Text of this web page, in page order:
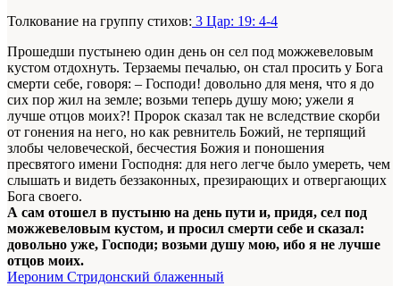
Толкование на группу стихов: 3 Цар: 19: 4-4
Прошедши пустынею один день он сел под можжевеловым
кустом отдохнуть. Терзаемы печалью, он стал просить у Бога
смерти себе, говоря: – Господи! довольно для меня, что я до
сих пор жил на земле; возьми теперь душу мою; ужели я
лучше отцов моих?! Пророк сказал так не вследствие скорби
от гонения на него, но как ревнитель Божий, не терпящий
злобы человеческой, бесчестия Божия и поношения
пресвятого имени Господня: для него легче было умереть, чем
слышать и видеть беззаконных, презирающих и отвергающих
Бога своего.
А сам отошел в пустыню на день пути и, придя, сел под
можжевеловым кустом, и просил смерти себе и сказал:
довольно уже, Господи; возьми душу мою, ибо я не лучше
отцов моих.
Иероним Стридонский блаженный